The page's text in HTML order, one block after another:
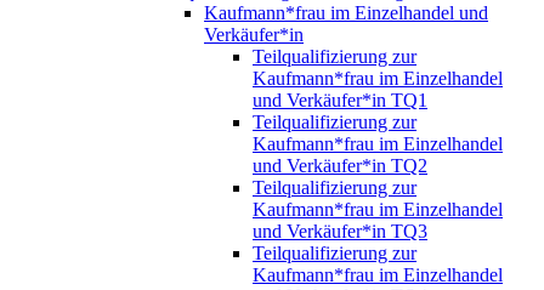
Kaufmann*frau im Einzelhandel und
Verkäufer*in
Teilqualifizierung zur
Kaufmann*frau im Einzelhandel
und Verkäufer*in TQ1
Teilqualifizierung zur
Kaufmann*frau im Einzelhandel
und Verkäufer*in TQ2
Teilqualifizierung zur
Kaufmann*frau im Einzelhandel
und Verkäufer*in TQ3
Teilqualifizierung zur
Kaufmann*frau im Einzelhandel